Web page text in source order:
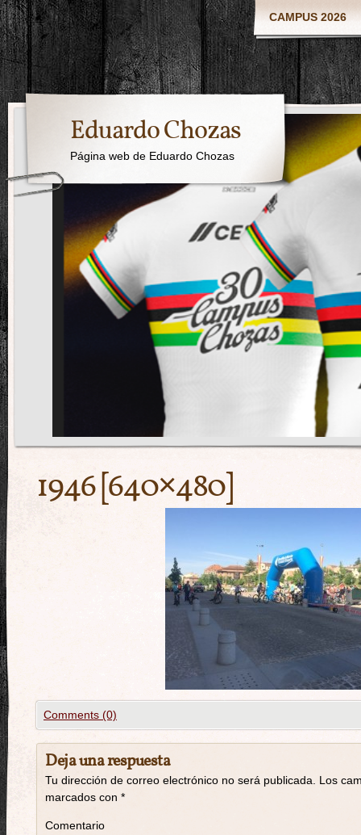
CAMPUS 2026
Eduardo Chozas
Página web de Eduardo Chozas
1946 [640×480]
Comments (0)
Deja una respuesta
Tu dirección de correo electrónico no será publicada.
Los
marcados con *
Comentario